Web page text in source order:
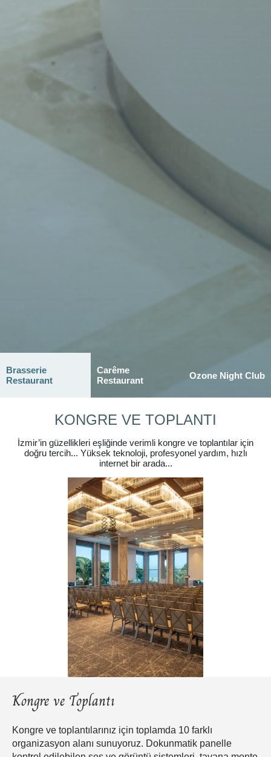
Brasserie
Restaurant
Carême
Restaurant
Ozone Night Club
KONGRE VE TOPLANTI
İzmir’in güzellikleri eşliğinde verimli kongre ve toplantılar için
doğru tercih... Yüksek teknoloji, profesyonel yardım, hızlı
internet bir arada...
Kongre ve Toplantı
Kongre ve toplantılarınız için toplamda 10 farklı
organizasyon alanı sunuyoruz. Dokunmatik panelle